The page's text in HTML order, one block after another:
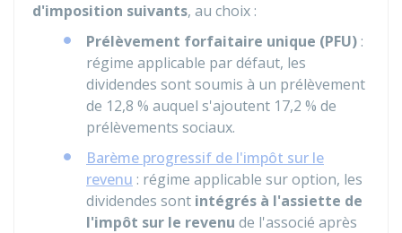
d'imposition suivants, au choix :
Prélèvement forfaitaire unique (PFU) :
régime applicable par défaut, les
dividendes sont soumis à un prélèvement
de 12,8 % auquel s'ajoutent 17,2 % de
prélèvements sociaux.
Barème progressif de l'impôt sur le
revenu : régime applicable sur option, les
dividendes sont intégrés à l'assiette de
l'impôt sur le revenu de l'associé après